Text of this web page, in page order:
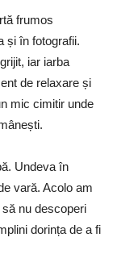
frumos
și în fotografii.
iar iarba
de relaxare și
mic cimitir unde
Undeva în
vară. Acolo am
nu descoperi
dorința de a fi